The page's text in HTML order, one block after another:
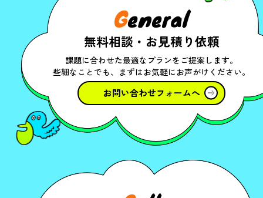
General
無料相談・お見積り依頼
課題に合わせた最適なプランをご提案します。
些細なことでも、まずはお気軽にお声がけください。
お問い合わせフォームへ